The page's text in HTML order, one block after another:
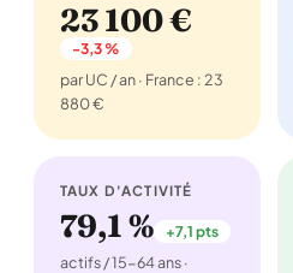
23 100 €
-3,3 %
par UC / an · France : 23
880 €
TAUX D'ACTIVITÉ
79,1 % +7,1 pts
actifs / 15-64 ans ·